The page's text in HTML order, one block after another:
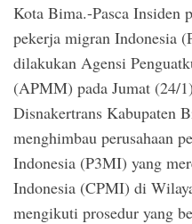
Kota Bima.-Pasca Insiden
pekerja migran Indonesia
dilakukan Agensi
(APMM) pada Jumat (24/
Disnakertrans Kabupaten
menghimbau perusahaan
Indonesia (P3MI) yang
Indonesia (CPMI) di
mengikuti prosedur yang